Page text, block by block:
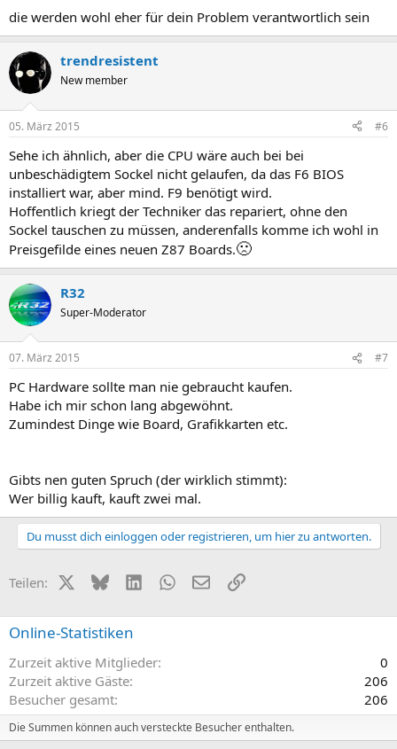
die werden wohl eher für dein Problem verantwortlich sein
trendresistent
New member
05. März 2015 #6
Sehe ich ähnlich, aber die CPU wäre auch bei bei
unbeschädigtem Sockel nicht gelaufen, da das F6 BIOS
installiert war, aber mind. F9 benötigt wird.
Hoffentlich kriegt der Techniker das repariert, ohne den
Sockel tauschen zu müssen, anderenfalls komme ich wohl in
Preisgefilde eines neuen Z87 Boards.🙁
R32
Super-Moderator
07. März 2015 #7
PC Hardware sollte man nie gebraucht kaufen.
Habe ich mir schon lang abgewöhnt.
Zumindest Dinge wie Board, Grafikkarten etc.
Gibts nen guten Spruch (der wirklich stimmt):
Wer billig kauft, kauft zwei mal.
Du musst dich einloggen oder registrieren, um hier zu antworten.
Teilen: X (Twitter)
BlueskyLinkedInWhatsApp
E-MailLink
Online-Statistiken
Zurzeit aktive Mitglieder
0
Zurzeit aktive Gäste
206
Besucher gesamt
206
Die Summen können auch versteckte Besucher enthalten.